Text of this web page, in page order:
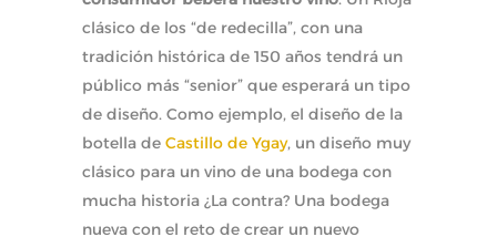
clásico de los “de redecilla”, con una
tradición histórica de 150 años tendrá un
público más “senior” que esperará un tipo
de diseño. Como ejemplo, el diseño de la
botella de Castillo de Ygay, un diseño muy
clásico para un vino de una bodega con
mucha historia ¿La contra? Una bodega
nueva con el reto de crear un nuevo